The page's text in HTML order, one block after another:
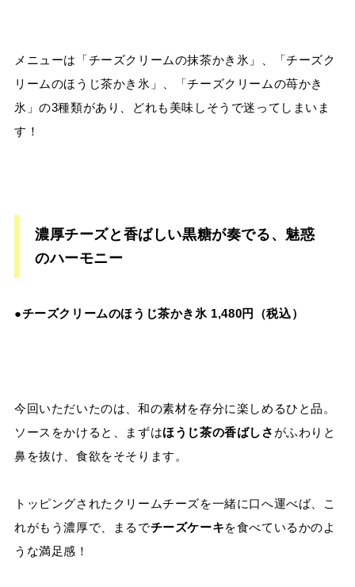
メニューは「チーズクリームの抹茶かき氷」、「チーズク
リームのほうじ茶かき氷」、「チーズクリームの苺かき
氷」の3種類があり、どれも美味しそうで迷ってしまいま
す！
濃厚チーズと香ばしい黒糖が奏でる、魅惑
のハーモニー
●チーズクリームのほうじ茶かき氷 1,480円（税込）
今回いただいたのは、和の素材を存分に楽しめるひと品。
ソースをかけると、まずはほうじ茶の香ばしさ がふわりと
鼻を抜け、食欲をそそります。
トッピングされたクリームチーズを一緒に口へ運べば、こ
れがもう濃厚で、まるでチーズケーキを食べているかのよ
うな満足感！